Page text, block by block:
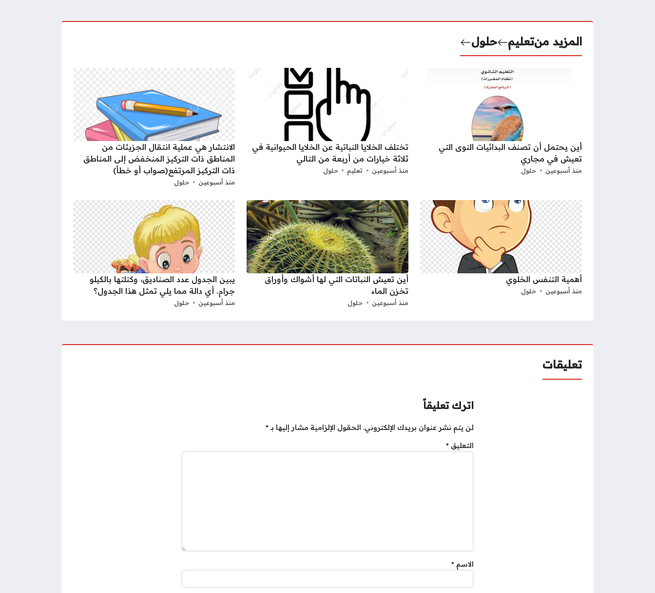
المزيد منتعليم حلول
أين يحتمل أن تصنف البدائيات النوى التي
تعيش في مجاري
منذ أسبوعين حلول
تختلف الخلايا النباتية عن الخلايا الحيوانية في
ثلاثة خيارات من أربعة من التالي
منذ أسبوعين تعليم حلول
الانتشار هي عملية انتقال الجزيئات من
المناطق ذات التركيز المنخفض إلى المناطق
ذات التركيز المرتفع(صواب أو خطأ)
منذ أسبوعين حلول
أهمية التنفس الخلوي
منذ أسبوعين حلول
أين تعيش النباتات التي لها أشواك وأوراق
تخزن الماء
منذ أسبوعين حلول
يبين الجدول عدد الصناديق، وكتلتها بالكيلو
جرام. أي دالة مما يلي تمثل هذا الجدول؟
منذ أسبوعين حلول
تعليقات
اترك تعليقاً
لن يتم نشر عنوان بريدك الإلكتروني. الحقول الإلزامية مشار إليها بـ*
التعليق *
الاسم *